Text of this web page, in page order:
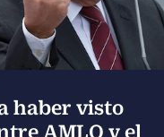
haber visto
AMLO y el